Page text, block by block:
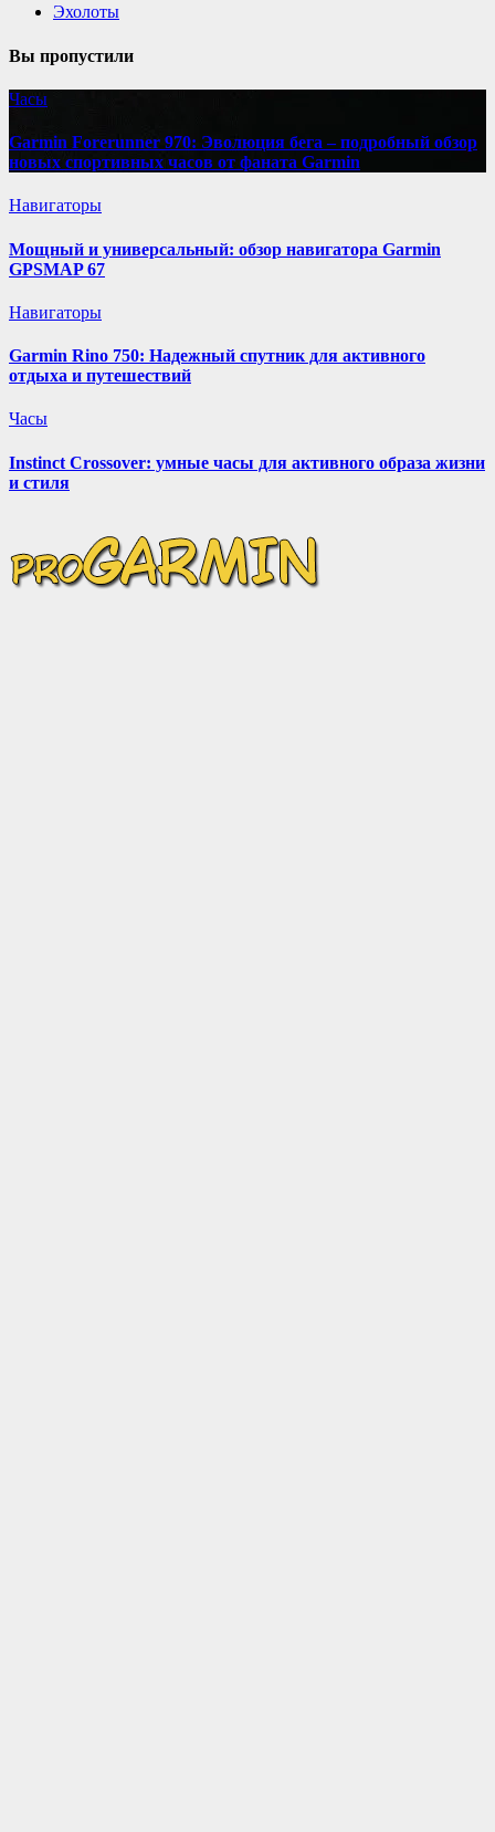
Эхолоты
Вы пропустили
Часы
Garmin Forerunner 970: Эволюция бега – подробный обзор
новых спортивных часов от фаната Garmin
Навигаторы
Мощный и универсальный: обзор навигатора Garmin
GPSMAP 67
Навигаторы
Garmin Rino 750: Надежный спутник для активного
отдыха и путешествий
Часы
Instinct Crossover: умные часы для активного образа жизни
и стиля